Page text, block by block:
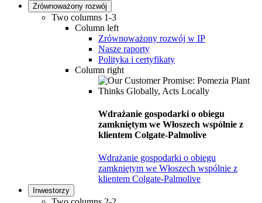
Zrównoważony rozwój
Two columns 1-3
Column left
Zrównoważony rozwój w IP
Nasze raporty
Polityka i certyfikaty
Column right
Wdrażanie gospodarki o obiegu
zamkniętym we Włoszech wspólnie z
klientem Colgate-Palmolive
Wdrażanie gospodarki o obiegu
zamkniętym we Włoszech wspólnie z
klientem Colgate-Palmolive
Inwestorzy